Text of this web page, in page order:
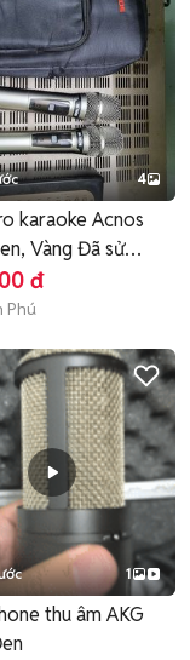
4
karaoke Acnos
Vàng Đã sử
đ
Phú
1
thu âm AKG